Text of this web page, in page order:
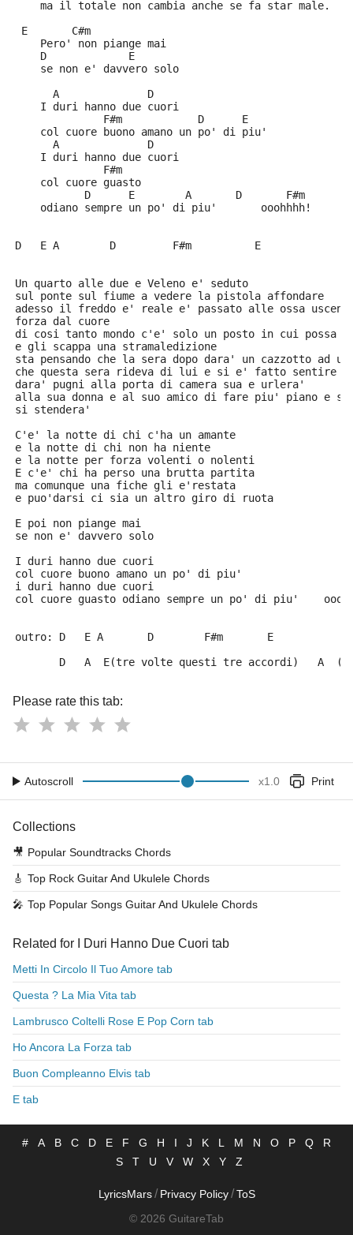
    ma il totale non cambia anche se fa star male.
E       C#m
    Pero' non piange mai
    D             E
    se non e' davvero solo
      A              D
    I duri hanno due cuori
              F#m            D      E
    col cuore buono amano un po' di piu'
      A              D
    I duri hanno due cuori
              F#m
    col cuore guasto
           D      E        A       D       F#m
    odiano sempre un po' di piu'       ooohhhh!
D   E A        D         F#m          E
Un quarto alle due e Veleno e' seduto
sul ponte sul fiume a vedere la pistola affondare
adesso il freddo e' reale e' passato alle ossa
forza dal cuore
di cosi tanto mondo c'e' solo un posto in cui possa
e gli scappa una stramaledizione
sta pensando che la sera dopo dara' un cazzotto ad
che questa sera rideva di lui e si e' fatto sentire
dara' pugni alla porta di camera sua e urlera'
alla sua donna e al suo amico di fare piu' piano e
si stendera'
C'e' la notte di chi c'ha un amante
e la notte di chi non ha niente
e la notte per forza volenti o nolenti
E c'e' chi ha perso una brutta partita
ma comunque una fiche gli e'restata
e puo'darsi ci sia un altro giro di ruota
E poi non piange mai
se non e' davvero solo
I duri hanno due cuori
col cuore buono amano un po' di piu'
i duri hanno due cuori
col cuore guasto odiano sempre un po' di piu'
outro: D   E A       D        F#m       E
D   A  E(tre volte questi tre accordi)   A
Please rate this tab:
Autoscroll x1.0 Print
Collections
🎥 Popular Soundtracks Chords
🎸 Top Rock Guitar And Ukulele Chords
🎤 Top Popular Songs Guitar And Ukulele Chords
Related for I Duri Hanno Due Cuori tab
Metti In Circolo Il Tuo Amore tab
Questa ? La Mia Vita tab
Lambrusco Coltelli Rose E Pop Corn tab
Ho Ancora La Forza tab
Buon Compleanno Elvis tab
E tab
# A B C D E F G H I J K L M N O P Q
R
S
T U V W X Y Z
LyricsMars / Privacy Policy / ToS
© 2026 GuitareTab